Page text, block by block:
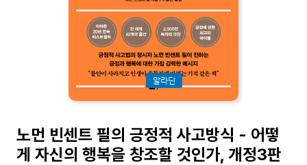
알라딘
노먼 빈센트 필의 긍정적 사고방식 - 어떻
게 자신의 행복을 창조할 것인가, 개정3판